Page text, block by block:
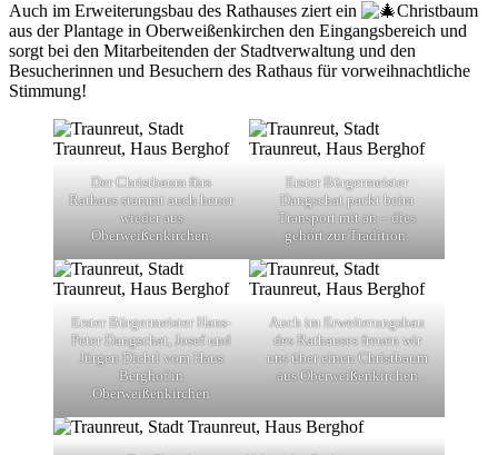
Auch im Erweiterungsbau des Rathauses ziert ein
Christbaum
aus der Plantage in Oberweißenkirchen den Eingangsbereich und
sorgt bei den Mitarbeitenden der Stadtverwaltung und den
Besucherinnen und Besuchern des Rathaus für vorweihnachtliche
Stimmung!
Der Christbaum fürs
Rathaus stammt auch heuer
wieder aus
Oberweißenkirchen.
Erster Bürgermeister
Dangschat packt beim
Transport mit an – dies
gehört zur Tradition.
Erster Bürgermeister Hans-
Peter Dangschat, Josef und
Jürgen Dichtl vom Haus
Berghof in
Oberweißenkirchen
Auch im Erweiterungsbau
des Rathauses freuen wir
uns über einen Christbaum
aus Oberweißenkirchen